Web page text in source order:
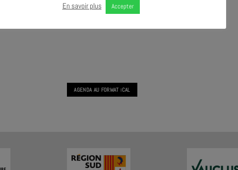
AGENDA AU FORMATICAL
En savoir plus Accepter